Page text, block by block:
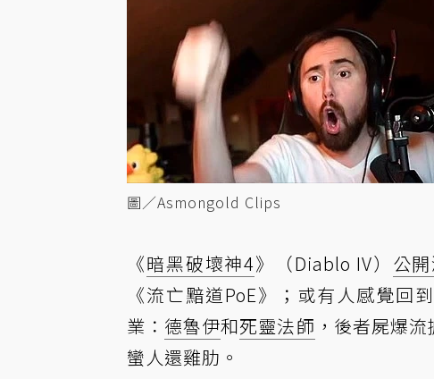
圖／Asmongold Clips
《暗黑破壞神4》（Diablo IV） 公
《流亡黯道PoE》；或有人感覺回
業： 德魯伊和死靈法師 ，後者屍爆
蠻人還雞肋。